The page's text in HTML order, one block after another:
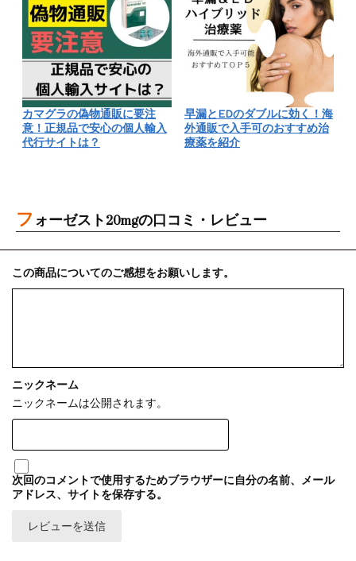
カマグラの偽物通販に要注
意！正規品で安心の個人輸入
代行サイトは？
早漏とEDのダブルに効く！海
外通販で入手可のおすすめ治
療薬を紹介
フォーゼスト20mgの口コミ・レビュー
この商品についてのご感想をお願いします。
ニックネーム
ニックネームは公開されます。
次回のコメントで使用するためブラウザーに自分の名前、メール
アドレス、サイトを保存する。